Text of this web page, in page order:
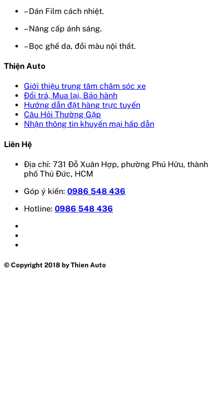
– Dán Film cách nhiệt.
– Nâng cấp ánh sáng.
– Bọc ghế da, đổi màu nội thất.
Thiện Auto
Giới thiệu trung tâm chăm sóc xe
Đổi trả, Mua lại, Bảo hành
Hướng dẫn đặt hàng trực tuyến
Câu Hỏi Thường Gặp
Nhận thông tin khuyến mại hấp dẫn
Liên Hệ
Địa chỉ: 731 Đỗ Xuân Hợp, phường Phú Hữu, thành
phố Thủ Đức, HCM
Góp ý kiến: 0986 548 436
Hotline: 0986 548 436
© Copyright 2018 by Thien Auto